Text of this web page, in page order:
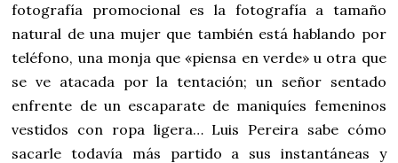
fotografía promocional es la fotografía a tamaño
natural de una mujer que también está hablando por
teléfono, una monja que «piensa en verde» u otra que
se ve atacada por la tentación; un señor sentado
enfrente de un escaparate de maniquíes femeninos
vestidos con ropa ligera… Luis Pereira sabe cómo
sacarle todavía más partido a sus instantáneas y